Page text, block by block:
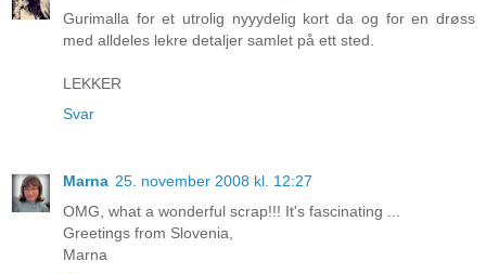
Gurimalla for et utrolig nyyydelig kort da og for en drøss
med alldeles lekre detaljer samlet på ett sted.
LEKKER
Svar
Marna 25. november 2008 kl. 12:27
OMG, what a wonderful scrap!!! It's fascinating ...
Greetings from Slovenia,
Marna